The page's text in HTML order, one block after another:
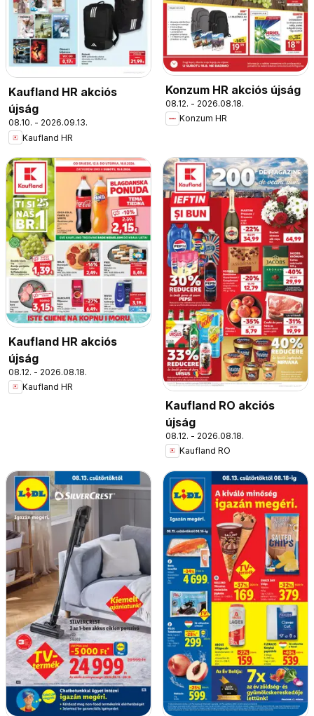
Kaufland HR akciós
újság
08.10. - 2026.09.13.
Kaufland HR
Konzum HR akciós újság
08.12. - 2026.08.18.
Konzum HR
Kaufland HR akciós
újság
08.12. - 2026.08.18.
Kaufland HR
Kaufland RO akciós
újság
08.12. - 2026.08.18.
Kaufland RO